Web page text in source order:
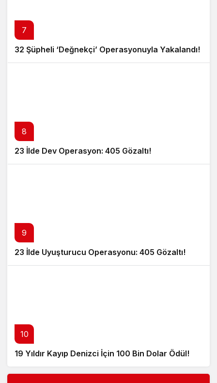
7
32 Şüpheli ‘Değnekçi’ Operasyonuyla Yakalandı!
8
23 İlde Dev Operasyon: 405 Gözaltı!
9
23 İlde Uyuşturucu Operasyonu: 405 Gözaltı!
10
19 Yıldır Kayıp Denizci İçin 100 Bin Dolar Ödül!